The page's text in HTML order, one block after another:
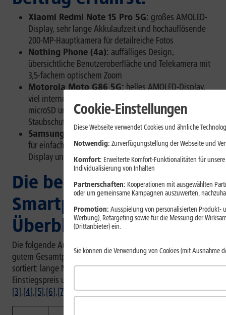
Xiaomi Redmi Note 15 Pro 5G: großes AMOLED-
Display, sehr lange Akkulaufzeit und hochauflösende
200-MP-Hauptkamera für detailreiche Fotos
Nothing Phone (4a): auffälliges Design,
übersichtliche Benutzeroberfläche und Telekamera mit
3,5-fachem optischem Zoom
Motorola Moto G86 5G:helles AMOLED-Display,
viel interner Speicher mit Erweiterungsmöglichkeit per
microSD und robustes Gehäuse mit Wasser- und
Staubschutz
Samsung Galaxy A17 5G:
für einfache Alltagsaufgaben mit gutem AMOLED-
Display und langer Software-Unterstützung
Die besten günstigen
Smartphones 2026 im
Überblick
Die folgende Auswahl zeigt günstige Smartphones mit
gutem Gesamtpaket. Sie ist nach typischen Kaufkriterien
sortiert: lange Nutzung, Preis-Leistung, möglichst niedriger
Einstiegspreis und starke Ausstattung für den Alltag.
[3],[4],[5],[6],[7]
Cookie-Einstellungen
Diese Webseite verwendet Cookies und ähnliche
Notwendig: Zurverfügungstellung der Webseite und
Komfort: Erweiterte Komfort-Funktionalitäten für
Individualisierung von Inhalten
Partnerschaften: Kooperationen mit ausgewählten
oder um gemeinsame Kampagnen auszuwerten,
Promotion: Ausspielung von personalisierten Produkt-
Werbung), Retargeting sowie für die Messung der
(Drittanbieter) ein.
Sie können die Verwendung von Cookies (mit Ausnahme